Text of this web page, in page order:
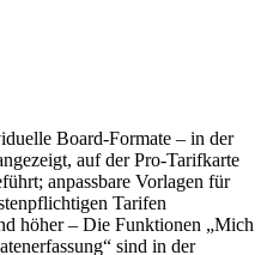
Board-Formate – in der
auf der Pro-Tarifkarte
anpassbare Vorlagen für
Tarifen
höher – Die Funktionen „Mich
sind in der